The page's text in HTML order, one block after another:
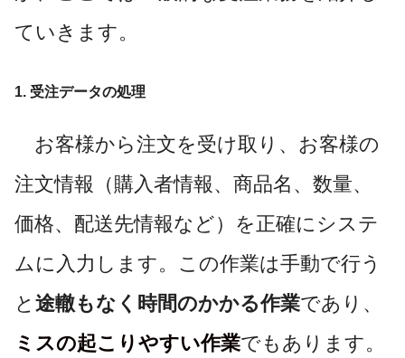
ていきます。
1. 受注データの処理
お客様から注文を受け取り、お客様の
注文情報（購入者情報、商品名、数量、
価格、配送先情報など）を正確にシステ
ムに入力します。この作業は手動で行う
と 途轍もなく時間のかかる作業であり、
ミスの起こりやすい作業でもあります。